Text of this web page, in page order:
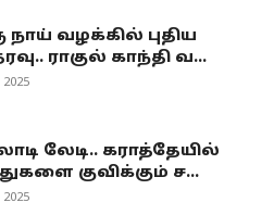
நாய் வழக்கில் புதிய
ராகுல் காந்தி வ...
லேடி.. கராத்தேயில்
குவிக்கும் ச...